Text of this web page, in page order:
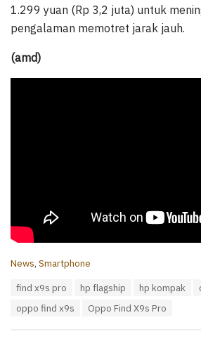
1.299 yuan (Rp 3,2 juta) untuk
pengalaman memotret jarak jauh.
(amd)
C
News, Smartphone
find x9s pro hp flagship hp kompak
oppo find x9s
Oppo Find X9s Pro